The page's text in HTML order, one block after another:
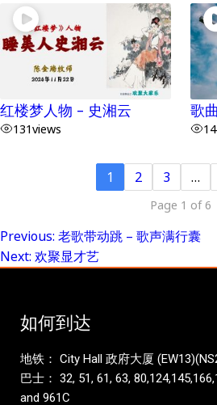
红楼梦人物 – 史湘云
131views
歌
1 2 3 …
Page 1 of 6
Post
Previous: 老歌带动跳 – 歌声满行囊
Next: 欢聚显才艺
如何到达
地铁： City Hall 政府大厦
巴士： 32, 51, 61, 63,
and 961C